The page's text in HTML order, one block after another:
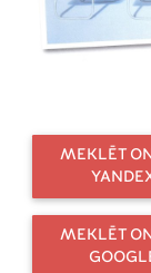
MEKLĒT
MEKLĒT
Forsythe
Evelle Snoats